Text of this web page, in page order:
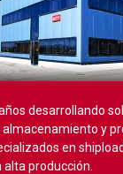
desarrollando
y
en
producción.